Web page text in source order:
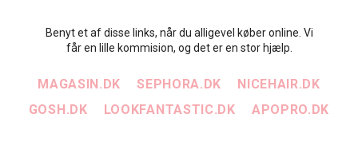
Benyt et af disse links, når du alligevel køber online. Vi
får en lille kommision, og det er en stor hjælp.
MAGASIN.DK SEPHORA.DK
NICEHAIR.DK
GOSH.DK
LOOKFANTASTIC.DK APOPRO.DK